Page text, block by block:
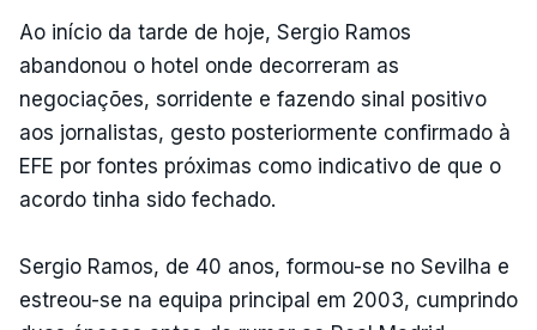
Ao início da tarde de hoje, Sergio Ramos
abandonou o hotel onde decorreram as
negociações, sorridente e fazendo sinal positivo
aos jornalistas, gesto posteriormente confirmado à
EFE por fontes próximas como indicativo de que o
acordo tinha sido fechado.
Sergio Ramos, de 40 anos, formou-se no Sevilha e
estreou-se na equipa principal em 2003, cumprindo